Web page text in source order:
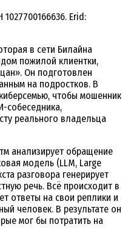
Erid:
в сети Билайна
пожилой клиентки,
Он подготовлен
на подростков. В
чтобы мошенник
собеседника,
реального владельца
анализирует обращение
модель (LLM, Large
разговора генерирует
речь. Всё происходит в
ответы на свои реплики и
человек. В результате он
мог бы потратить на